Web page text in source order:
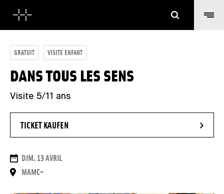
GRATUIT VISITE ENFANT
DANS TOUS LES SENS
Visite 5/11 ans
TICKET KAUFEN- NEUES FENSTER
DAUER
DIM. 13 AVRIL
ORT
MAMC+